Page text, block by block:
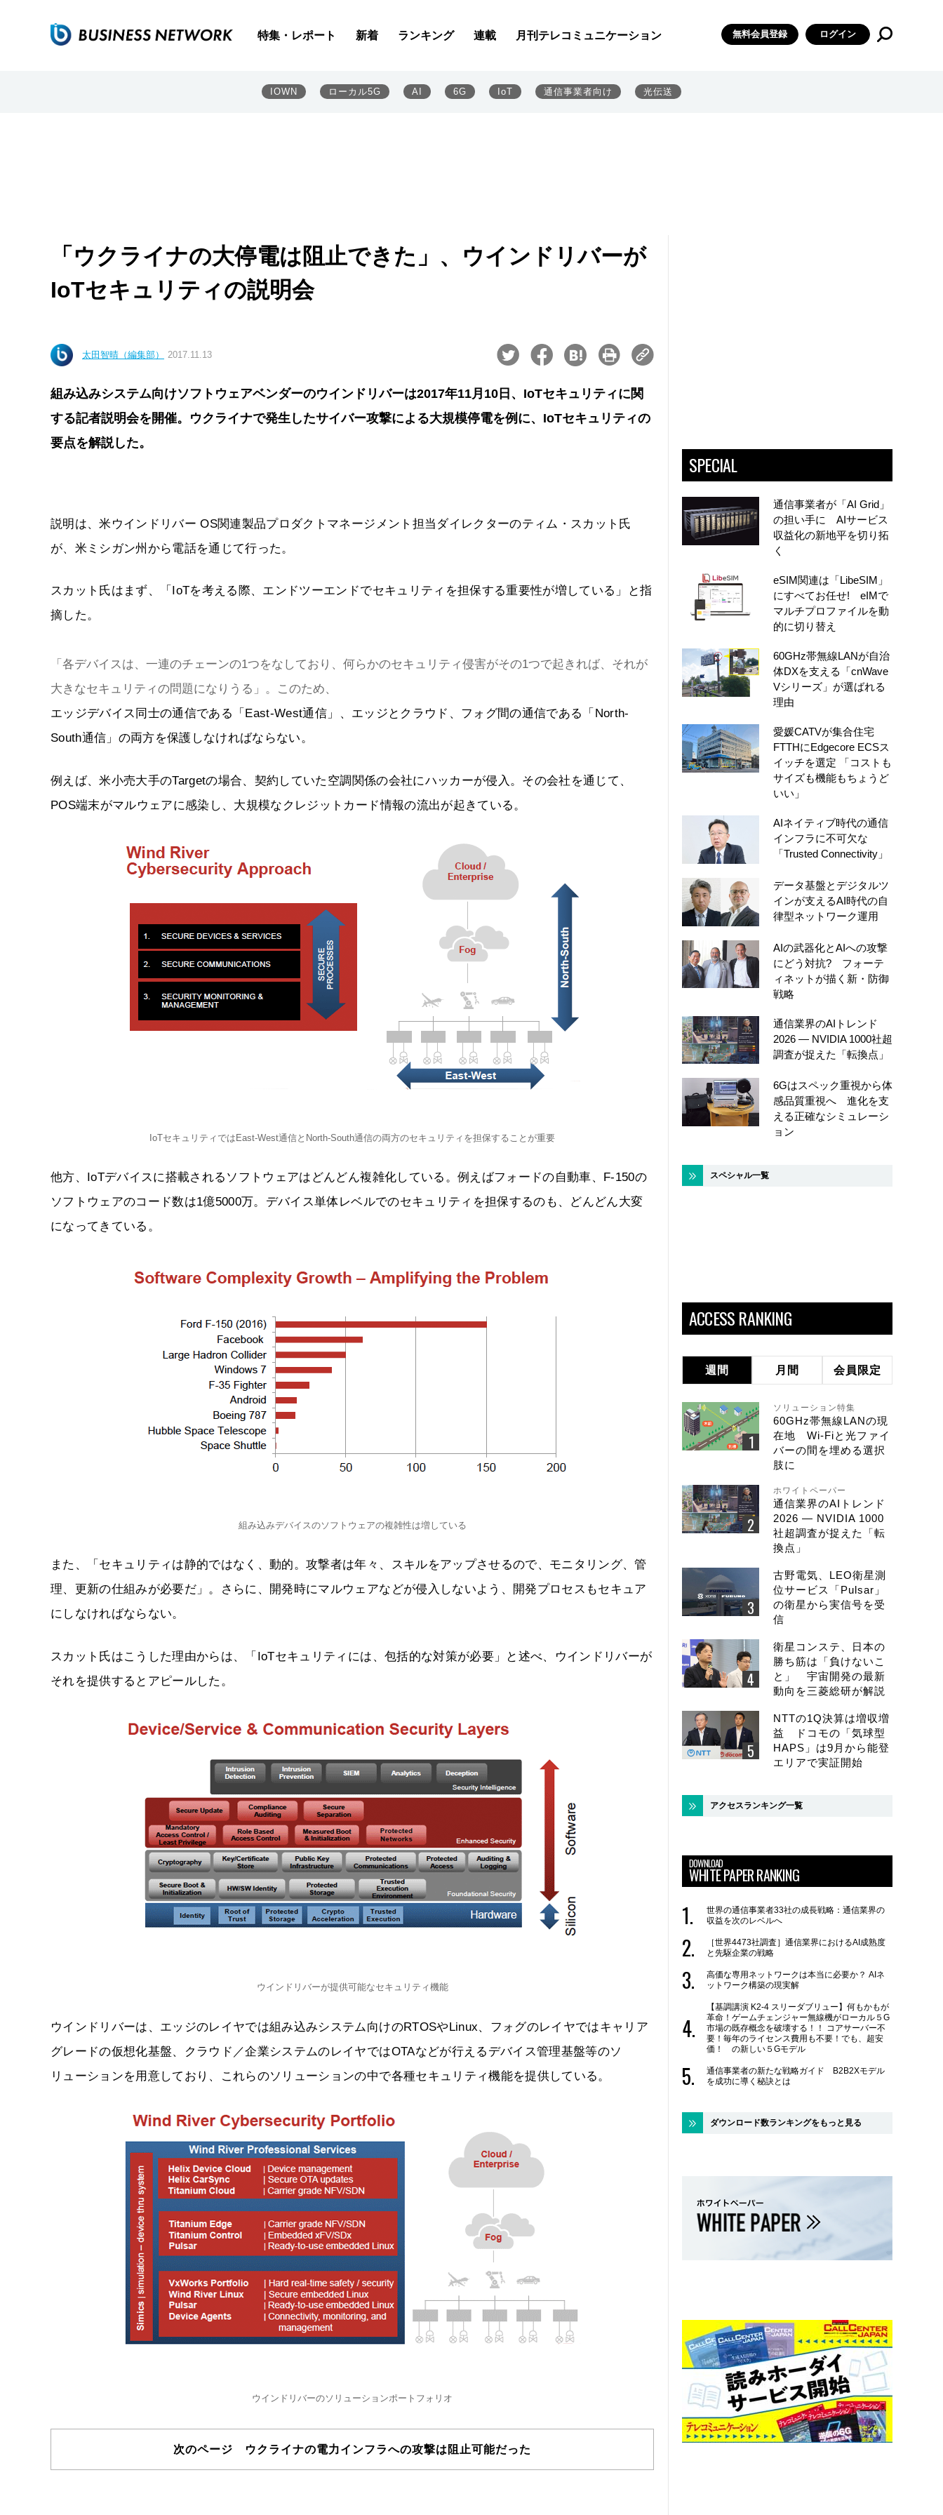
特集・レポート 新着 ランキング 連載 月刊テレコミュニケーション 無料会員登録 ログイン
IOWN ローカル5G AI 6G IoT 通信事業者向け 光伝送
「ウクライナの大停電は阻止できた」、ウインドリバーが
IoTセキュリティの説明会
太田智晴（編集部） 2017.11.13
組み込みシステム向けソフトウェアベンダーのウインドリバーは2017年11月10日、IoTセキュリティに関
する記者説明会を開催。ウクライナで発生したサイバー攻撃による大規模停電を例に、IoTセキュリティの
要点を解説した。
説明は、米ウインドリバー OS関連製品プロダクトマネージメント担当ダイレクターのティム・スカット氏
が、米ミシガン州から電話を通じて行った。
スカット氏はまず、「IoTを考える際、エンドツーエンドでセキュリティを担保する重要性が増している」と指
摘した。
「各デバイスは、一連のチェーンの1つをなしており、何らかのセキュリティ侵害がその1つで起きれば、それが
大きなセキュリティの問題になりうる」。このため、
エッジデバイス同士の通信である「East-West通信」、エッジとクラウド、フォグ間の通信である「North-
South通信」の両方を保護しなければならない。
例えば、米小売大手のTargetの場合、契約していた空調関係の会社にハッカーが侵入。その会社を通じて、
POS端末がマルウェアに感染し、大規模なクレジットカード情報の流出が起きている。
IoTセキュリティではEast-West通信とNorth-South通信の両方のセキュリティを担保することが重要
他方、IoTデバイスに搭載されるソフトウェアはどんどん複雑化している。例えばフォードの自動車、F-150の
ソフトウェアのコード数は1億5000万。デバイス単体レベルでのセキュリティを担保するのも、どんどん大変
になってきている。
組み込みデバイスのソフトウェアの複雑性は増している
また、「セキュリティは静的ではなく、動的。攻撃者は年々、スキルをアップさせるので、モニタリング、管
理、更新の仕組みが必要だ」。さらに、開発時にマルウェアなどが侵入しないよう、開発プロセスもセキュア
にしなければならない。
スカット氏はこうした理由からは、「IoTセキュリティには、包括的な対策が必要」と述べ、ウインドリバーが
それを提供するとアピールした。
ウインドリバーが提供可能なセキュリティ機能
ウインドリバーは、エッジのレイヤでは組み込みシステム向けのRTOSやLinux、フォグのレイヤではキャリア
グレードの仮想化基盤、クラウド／企業システムのレイヤではOTAなどが行えるデバイス管理基盤等のソ
リューションを用意しており、これらのソリューションの中で各種セキュリティ機能を提供している。
ウインドリバーのソリューションポートフォリオ
次のページ ウクライナの電力インフラへの攻撃は阻止可能だった
SPECIAL
通信事業者が「AI Grid」
の担い手に AIサービス
収益化の新地平を切り拓
く
eSIM関連は「LibeSIM」
にすべてお任せ! eIMで
マルチプロファイルを動
的に切り替え
60GHz帯無線LANが自治
体DXを支える「cnWave
Vシリーズ」が選ばれる
理由
愛媛CATVが集合住宅
FTTHにEdgecore ECSス
イッチを選定 「コストも
サイズも機能もちょうど
いい」
AIネイティブ時代の通信
インフラに不可欠な
「Trusted Connectivity」
データ基盤とデジタルツ
インが支えるAI時代の自
律型ネットワーク運用
AIの武器化とAIへの攻撃
にどう対抗? フォーテ
ィネットが描く新・防御
戦略
通信業界のAIトレンド
2026 ― NVIDIA 1000社超
調査が捉えた「転換点」
6Gはスペック重視から体
感品質重視へ 進化を支
える正確なシミュレーシ
ョン
スペシャル一覧
ACCESS RANKING
週間 月間 会員限定
ソリューション特集
60GHz帯無線LANの現
在地 Wi-Fiと光ファイ
バーの間を埋める選択
肢に
ホワイトペーパー
通信業界のAIトレンド
2026 ― NVIDIA 1000
社超調査が捉えた「転
換点」
古野電気、LEO衛星測
位サービス「Pulsar」
の衛星から実信号を受
信
衛星コンステ、日本の
勝ち筋は「負けないこ
と」 宇宙開発の最新
動向を三菱総研が解説
NTTの1Q決算は増収増
益 ドコモの「気球型
HAPS」は9月から能登
エリアで実証開始
アクセスランキング一覧
DOWNLOAD
WHITE PAPER RANKING
世界の通信事業者33社の成長戦略：通信業界の
収益を次のレベルへ
［世界4473社調査］通信業界におけるAI成熟度
と先駆企業の戦略
高価な専用ネットワークは本当に必要か？ AIネ
ットワーク構築の現実解
【基調講演 K2-4 スリーダブリュー】何もかもが
革命！ゲームチェンジャー無線機がローカル５G
市場の既存概念を破壊する！！ コアサーバー不
要！毎年のライセンス費用も不要！でも、超安
価！ の新しい５Gモデル
通信事業者の新たな戦略ガイド B2B2Xモデル
を成功に導く秘訣とは
ダウンロード数ランキングをもっと見る